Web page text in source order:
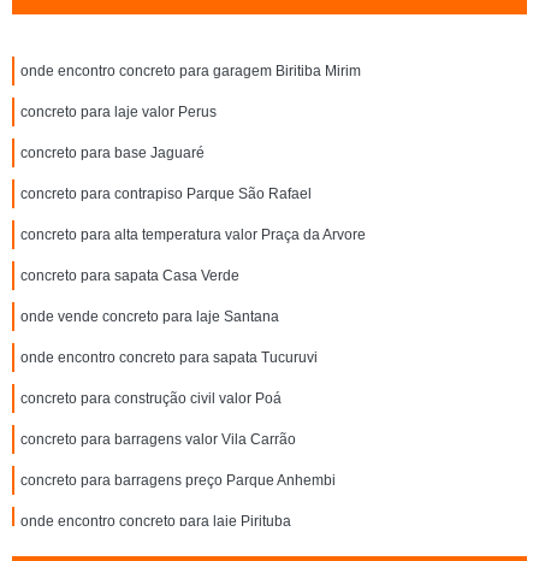
onde encontro concreto para garagem Biritiba Mirim
concreto para laje valor Perus
concreto para base Jaguaré
concreto para contrapiso Parque São Rafael
concreto para alta temperatura valor Praça da Arvore
concreto para sapata Casa Verde
onde vende concreto para laje Santana
onde encontro concreto para sapata Tucuruvi
concreto para construção civil valor Poá
concreto para barragens valor Vila Carrão
concreto para barragens preço Parque Anhembi
onde encontro concreto para laje Pirituba